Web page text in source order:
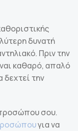
δυνατή
Πριν την
καθαρό, απαλό
δεχτεί την
σου.
για να